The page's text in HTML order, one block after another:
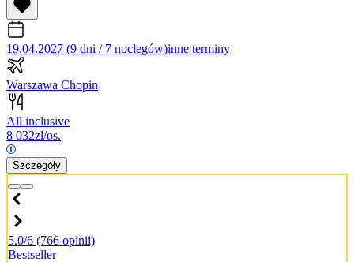
19.04.2027 (9 dni / 7 noclegów)inne terminy
Warszawa Chopin
All inclusive
8 032zł/os.
Szczegóły
5.0/6 (766 opinii)
Bestseller